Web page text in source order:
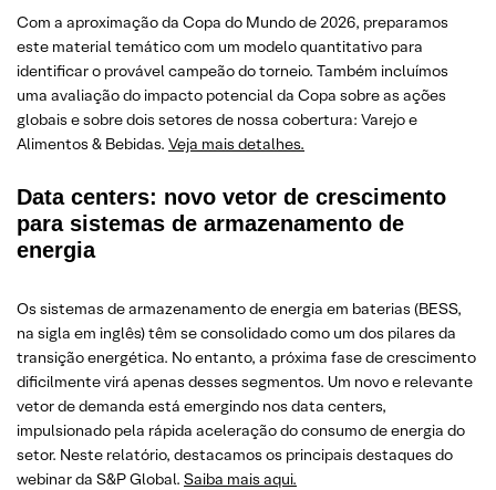
Com a aproximação da Copa do Mundo de 2026, preparamos
este material temático com um modelo quantitativo para
identificar o provável campeão do torneio. Também incluímos
uma avaliação do impacto potencial da Copa sobre as ações
globais e sobre dois setores de nossa cobertura: Varejo e
Alimentos & Bebidas. Veja mais detalhes.
Data centers: novo vetor de crescimento
para sistemas de armazenamento de
energia
Os sistemas de armazenamento de energia em baterias (BESS,
na sigla em inglês) têm se consolidado como um dos pilares da
transição energética. No entanto, a próxima fase de crescimento
dificilmente virá apenas desses segmentos. Um novo e relevante
vetor de demanda está emergindo nos data centers,
impulsionado pela rápida aceleração do consumo de energia do
setor. Neste relatório, destacamos os principais destaques do
webinar da S&P Global. Saiba mais aqui.